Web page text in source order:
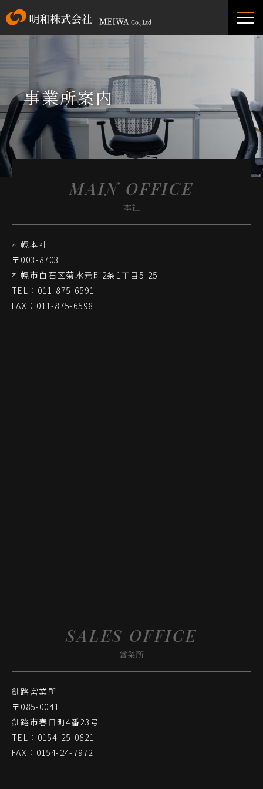
会社概要
事業所案内
事業内容
事業所案内
MAIN OFFICE
本社
札幌本社
〒003-8703
札幌市白石区菊水元町2条1丁目5-25
TEL：011-875-6591
FAX：011-875-6598
SALES OFFICE
営業所
釧路営業所
〒085-0041
釧路市春日町4番23号
TEL：0154-25-0821
FAX：0154-24-7972